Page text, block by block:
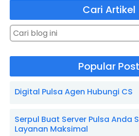
Cari Artikel
Popular Post
Digital Pulsa Agen Hubungi CS
Serpul Buat Server Pulsa Anda
Layanan Maksimal